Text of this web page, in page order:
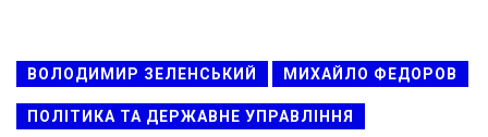
ВОЛОДИМИР ЗЕЛЕНСЬКИЙ МИХАЙЛО ФЕДОРОВ
ПОЛІТИКА ТА ДЕРЖАВНЕ УПРАВЛІННЯ